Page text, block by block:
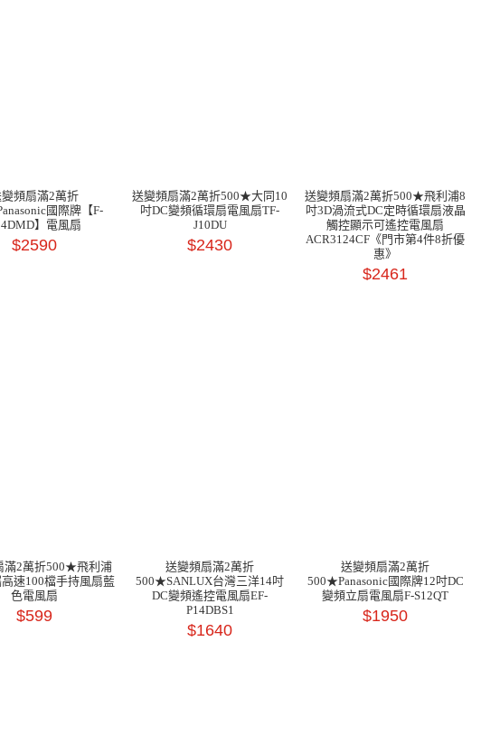
頻扇滿2萬折
國際牌【F-
】電風扇
$2590
送變頻扇滿2萬折500★大同10
吋DC變頻循環扇電風扇TF-
J10DU
$2430
送變頻扇滿2萬折500★飛利浦8
吋3D渦流式DC定時循環扇液晶
觸控顯示可遙控電風扇
ACR3124CF《門市第4件8折優
惠》
$2461
滿2萬折500★飛利浦
速100檔手持風扇藍
色電風扇
$599
送變頻扇滿2萬折
500★SANLUX台灣三洋14吋
DC變頻遙控電風扇EF-
P14DBS1
$1640
送變頻扇滿2萬折
500★Panasonic國際牌12吋DC
變頻立扇電風扇F-S12QT
$1950